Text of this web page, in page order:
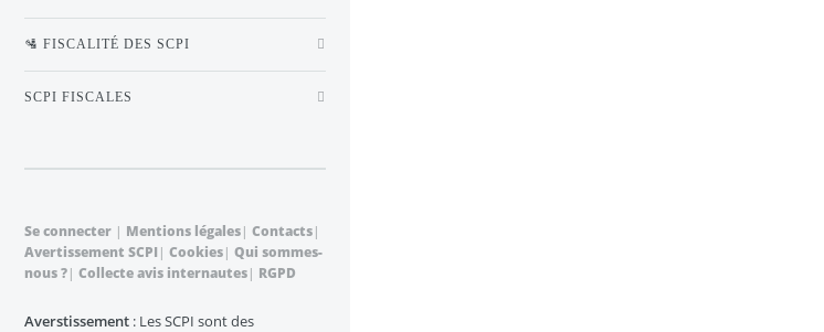
🛂 FISCALITÉ DES SCPI
SCPI FISCALES
Se connecter | Mentions légales| Contacts|
Avertissement SCPI | Cookies| Qui sommes-
nous ?| Collecte avis internautes| RGPD
Averstissement : Les SCPI sont des